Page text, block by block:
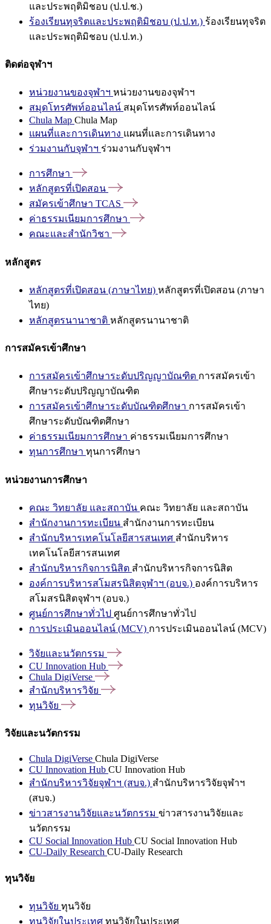
และประพฤติมิชอบ (ป.ป.ช.)
ร้องเรียนทุจริตและประพฤติมิชอบ (ป.ป.ท.) ร้องเรียนทุจริต
และประพฤติมิชอบ (ป.ป.ท.)
ติดต่อจุฬาฯ
หน่วยงานของจุฬาฯ หน่วยงานของจุฬาฯ
สมุดโทรศัพท์ออนไลน์ สมุดโทรศัพท์ออนไลน์
Chula Map Chula Map
แผนที่และการเดินทาง แผนที่และการเดินทาง
ร่วมงานกับจุฬาฯ ร่วมงานกับจุฬาฯ
การศึกษา
หลักสูตรที่เปิดสอน
สมัครเข้าศึกษา TCAS
ค่าธรรมเนียมการศึกษา
คณะและสำนักวิชา
หลักสูตร
หลักสูตรที่เปิดสอน (ภาษาไทย) หลักสูตรที่เปิดสอน (ภาษา
ไทย)
หลักสูตรนานาชาติ หลักสูตรนานาชาติ
การสมัครเข้าศึกษา
การสมัครเข้าศึกษาระดับปริญญาบัณฑิต การสมัครเข้า
ศึกษาระดับปริญญาบัณฑิต
การสมัครเข้าศึกษาระดับบัณฑิตศึกษา การสมัครเข้า
ศึกษาระดับบัณฑิตศึกษา
ค่าธรรมเนียมการศึกษา ค่าธรรมเนียมการศึกษา
ทุนการศึกษา ทุนการศึกษา
หน่วยงานการศึกษา
คณะ วิทยาลัย และสถาบัน คณะ วิทยาลัย และสถาบัน
สำนักงานการทะเบียน สำนักงานการทะเบียน
สำนักบริหารเทคโนโลยีสารสนเทศ สำนักบริหาร
เทคโนโลยีสารสนเทศ
สำนักบริหารกิจการนิสิต สำนักบริหารกิจการนิสิต
องค์การบริหารสโมสรนิสิตจุฬาฯ (อบจ.) องค์การบริหาร
สโมสรนิสิตจุฬาฯ (อบจ.)
ศูนย์การศึกษาทั่วไป ศูนย์การศึกษาทั่วไป
การประเมินออนไลน์ (MCV) การประเมินออนไลน์ (MCV)
วิจัยและนวัตกรรม
CU Innovation Hub
Chula DigiVerse
สำนักบริหารวิจัย
ทุนวิจัย
วิจัยและนวัตกรรม
Chula DigiVerse Chula DigiVerse
CU Innovation Hub CU Innovation Hub
สำนักบริหารวิจัยจุฬาฯ (สบจ.) สำนักบริหารวิจัยจุฬาฯ
(สบจ.)
ข่าวสารงานวิจัยและนวัตกรรม ข่าวสารงานวิจัยและ
นวัตกรรม
CU Social Innovation Hub CU Social Innovation Hub
CU-Daily Research CU-Daily Research
ทุนวิจัย
ทุนวิจัย ทุนวิจัย
ทุนวิจัยในประเทศ ทุนวิจัยในประเทศ